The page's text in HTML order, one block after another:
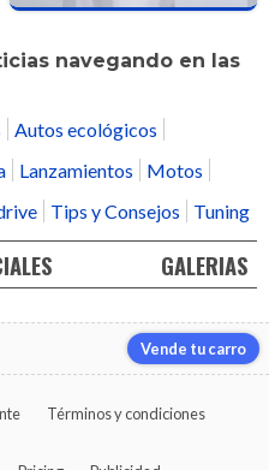
navegando en las
Autos ecológicos
Lanzamientos
Motos
Tips y Consejos Tuning
GALERIAS
Vende tu carro
Términos y condiciones